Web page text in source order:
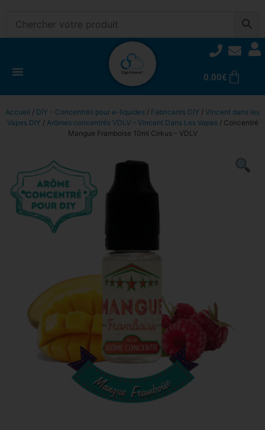
0.00€
Accueil / DIY - Concentrés pour e-liquides / Fabricants DIY / Vincent dans les
Vapes DIY / Arômes concentrés VDLV – Vincent Dans Les Vapes/ Concentré
Mangue Framboise 10ml Cirkus – VDLV